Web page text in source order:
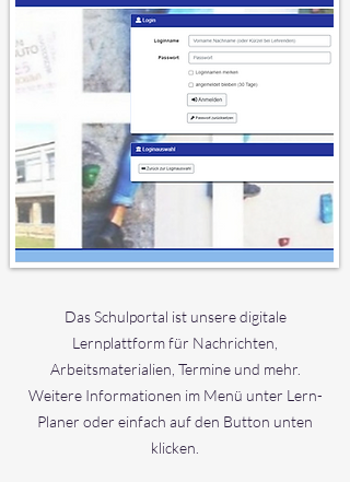
Das Schulportal ist unsere digitale
Lernplattform für Nachrichten,
Arbeitsmaterialien, Termine und mehr.
Weitere Informationen im Menü unter Lern-
Planer oder einfach auf den Button unten
klicken.